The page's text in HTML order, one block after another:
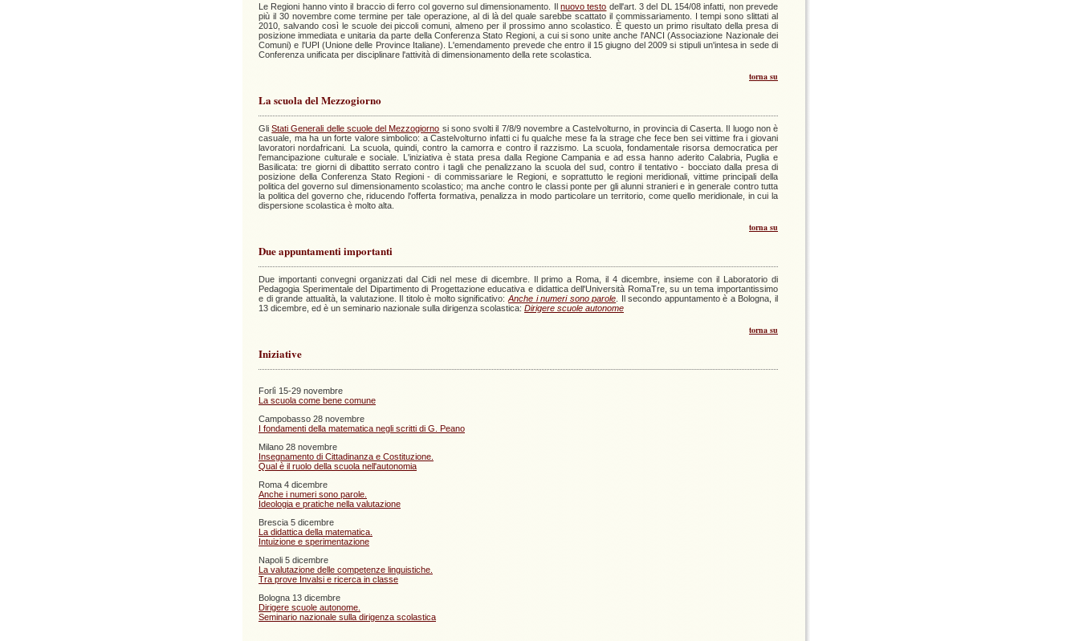
Le Regioni hanno vinto il braccio di ferro col governo sul dimensionamento. Ilnuovo testo dell'art. 3 del DL 154/08 infatti, non prevede
più il 30 novembre come termine per tale operazione, al di là del quale sarebbe scattato il commissariamento. I tempi sono slittati al
2010, salvando così le scuole dei piccoli comuni, almeno per il prossimo anno scolastico. È questo un primo risultato della presa di
posizione immediata e unitaria da parte della Conferenza Stato Regioni, a cui si sono unite anche l'ANCI (Associazione Nazionale dei
Comuni) e l'UPI (Unione delle Province Italiane). L'emendamento prevede che entro il 15 giugno del 2009 si stipuli un'intesa in sede di
Conferenza unificata per disciplinare l'attività di dimensionamento della rete scolastica.
torna su
La scuola del Mezzogiorno
GliStati Generali delle scuole del Mezzogiorno si sono svolti il 7/8/9 novembre a Castelvolturno, in provincia di Caserta. Il luogo non è
casuale, ma ha un forte valore simbolico: a Castelvolturno infatti ci fu qualche mese fa la strage che fece ben sei vittime fra i giovani
lavoratori nordafricani. La scuola, quindi, contro la camorra e contro il razzismo. La scuola, fondamentale risorsa democratica per
l'emancipazione culturale e sociale. L'iniziativa è stata presa dalla Regione Campania e ad essa hanno aderito Calabria, Puglia e
Basilicata: tre giorni di dibattito serrato contro i tagli che penalizzano la scuola del sud, contro il tentativo - bocciato dalla presa di
posizione della Conferenza Stato Regioni - di commissariare le Regioni, e soprattutto le regioni meridionali, vittime principali della
politica del governo sul dimensionamento scolastico; ma anche contro le classi ponte per gli alunni stranieri e in generale contro tutta
la politica del governo che, riducendo l'offerta formativa, penalizza in modo particolare un territorio, come quello meridionale, in cui la
dispersione scolastica è molto alta.
torna su
Due appuntamenti importanti
Due importanti convegni organizzati dal Cidi nel mese di dicembre. Il primo a Roma, il 4 dicembre, insieme con il Laboratorio di
Pedagogia Sperimentale del Dipartimento di Progettazione educativa e didattica dell'Università RomaTre, su un tema importantissimo
e di grande attualità, la valutazione. Il titolo è molto significativo: Anche i numeri sono parole . Il secondo appuntamento è a Bologna, il
13 dicembre, ed è un seminario nazionale sulla dirigenza scolastica: Dirigere scuole autonome
torna su
Iniziative
Forlì 15-29 novembre
La scuola come bene comune
Campobasso 28 novembre
I fondamenti della matematica negli scritti di G. Peano
Milano 28 novembre
Insegnamento di Cittadinanza e Costituzione.
Qual è il ruolo della scuola nell'autonomia
Roma 4 dicembre
Anche i numeri sono parole.
Ideologia e pratiche nella valutazione
Brescia 5 dicembre
La didattica della matematica.
Intuizione e sperimentazione
Napoli 5 dicembre
La valutazione delle competenze linguistiche.
Tra prove Invalsi e ricerca in classe
Bologna 13 dicembre
Dirigere scuole autonome.
Seminario nazionale sulla dirigenza scolastica